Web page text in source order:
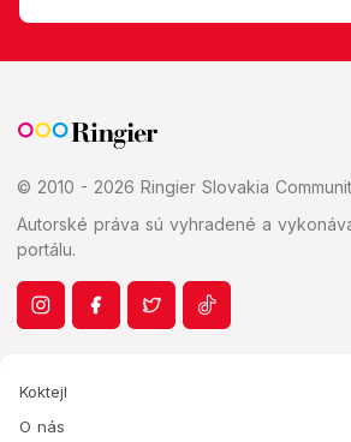
© 2010 - 2026 Ringier Slovakia
Autorské práva sú vyhradené a
portálu.
Koktejl
O nás